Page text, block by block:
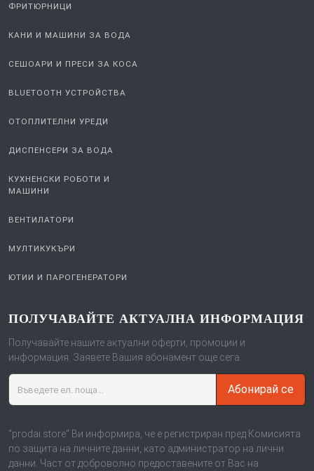
ФРИТЮРНИЦИ
КАНИ И МАШИНИ ЗА ВОДА
СЕШОАРИ И ПРЕСИ ЗА КОСА
BLUETOOTH УСТРОЙСТВА
ОТОПЛИТЕЛНИ УРЕДИ
ДИСПЕНСЕРИ ЗА ВОДА
КУХНЕНСКИ РОБОТИ И
МАШИНИ
ВЕНТИЛАТОРИ
МУЛТИКУКЪРИ
ЮТИИ И ПАРОГЕНЕРАТОРИ
ПОЛУЧАВАЙТЕ АКТУАЛНА ИНФОРМАЦИЯ
Получавайте нашите актуални оферти, промоции и
информация. Заявете Вашия абонамент още сега.
Абонирай се
“prodai.store“ Ви информира, че е регистриран пред Комисията
по защита на личните данни, като администратор на лични
данни. Част от доброволно предоставените от Вас на